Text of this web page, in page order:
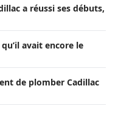
a réussi ses débuts,
qu’il avait encore le
de plomber Cadillac